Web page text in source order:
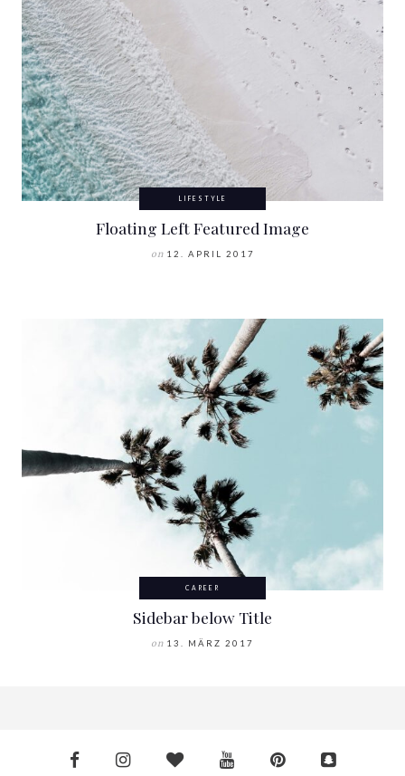
LIFESTYLE
Floating Left Featured Image
on 12. APRIL 2017
CAREER
Sidebar below Title
on 13. MÄRZ 2017